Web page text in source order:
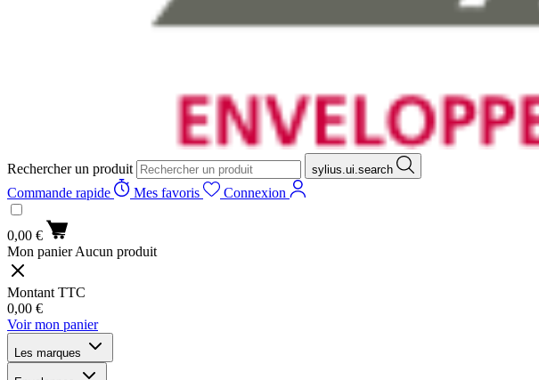
Rechercher un produit sylius.ui.search
Commande rapide Mes favoris Connexion
0,00 €
Mon panier Aucun produit
Montant TTC
0,00 €
Voir mon panier
Les marques